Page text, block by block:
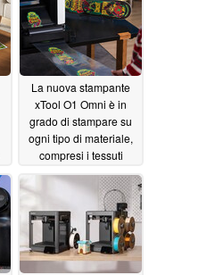
La nuova stampante
xTool O1 Omni è in
grado di stampare su
ogni tipo di materiale,
compresi i tessuti
07/01/2026